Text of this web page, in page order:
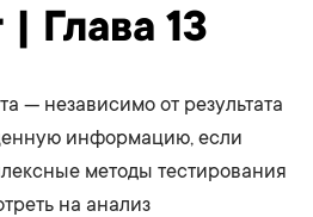
Глава 13
— независимо от результата
информацию, если
методы тестирования
на анализ